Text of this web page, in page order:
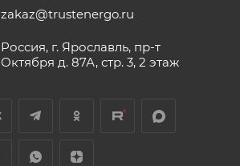
zakaz@trustenergo.ru
Россия, г. Ярославль, пр-т
Октября д. 87А, стр. 3, 2 этаж